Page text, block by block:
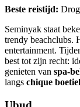
Beste reistijd:
Seminyak staat
trendy beachclubs.
entertainment.
best tot zijn recht:
genieten van spa-
langs chique